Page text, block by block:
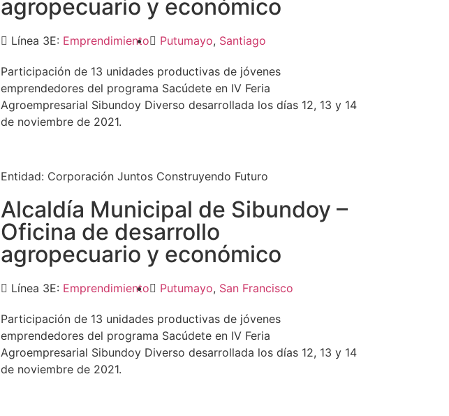
agropecuario y económico
Línea 3E: Emprendimiento Putumayo, Santiago
Participación de 13 unidades productivas de jóvenes
emprendedores del programa Sacúdete en IV Feria
Agroempresarial Sibundoy Diverso desarrollada los días 12, 13 y 14
de noviembre de 2021.
Entidad: Corporación Juntos Construyendo Futuro
Alcaldía Municipal de Sibundoy –
Oficina de desarrollo
agropecuario y económico
Línea 3E: Emprendimiento Putumayo, San Francisco
Participación de 13 unidades productivas de jóvenes
emprendedores del programa Sacúdete en IV Feria
Agroempresarial Sibundoy Diverso desarrollada los días 12, 13 y 14
de noviembre de 2021.